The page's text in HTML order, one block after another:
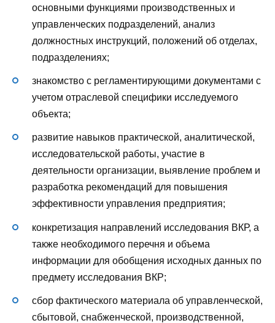
основными функциями производственных и
управленческих подразделений, анализ
должностных инструкций, положений об отделах,
подразделениях;
знакомство с регламентирующими документами с
учетом отраслевой специфики исследуемого
объекта;
развитие навыков практической, аналитической,
исследовательской работы, участие в
деятельности организации, выявление проблем и
разработка рекомендаций для повышения
эффективности управления предприятия;
конкретизация направлений исследования ВКР, а
также необходимого перечня и объема
информации для обобщения исходных данных по
предмету исследования ВКР;
сбор фактического материала об управленческой,
сбытовой, снабженческой, производственной,